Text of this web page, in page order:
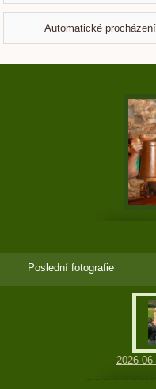
Automatické
Poslední fotografie
2026-